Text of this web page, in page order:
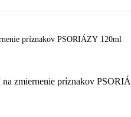
príznakov PSORIÁZY 120ml